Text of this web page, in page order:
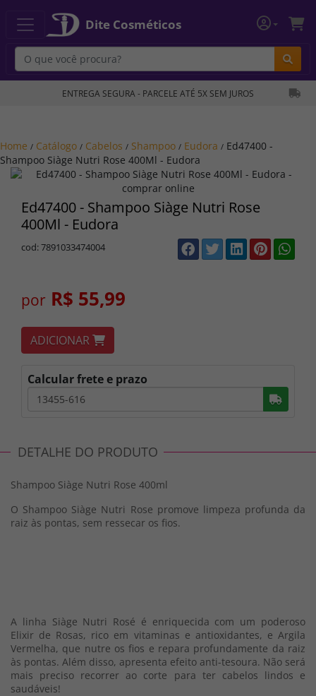
Dite Cosméticos
ENTREGA SEGURA - PARCELE ATÉ 5X SEM JUROS
Home / Catálogo / Cabelos / Shampoo / Eudora / Ed47400 -
Shampoo Siàge Nutri Rose 400Ml - Eudora
Ed47400 - Shampoo Siàge Nutri Rose
400Ml - Eudora
cod: 7891033474004
por R$ 55,99
ADICIONAR
Calcular frete e prazo
DETALHE DO PRODUTO
Shampoo Siàge Nutri Rose 400ml
O Shampoo Siàge Nutri Rose promove limpeza profunda da
raiz às pontas, sem ressecar os fios.
A linha Siàge Nutri Rosé é enriquecida com um poderoso
Elixir de Rosas, rico em vitaminas e antioxidantes, e Argila
Vermelha, que nutre os fios e repara profundamente da raiz
às pontas. Além disso, apresenta efeito anti-tesoura. Não será
mais preciso recorrer ao corte para ter cabelos lindos e
saudáveis!